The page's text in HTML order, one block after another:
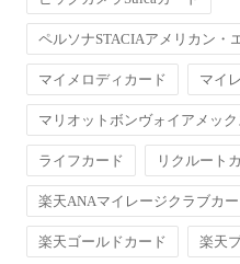
ペルソナSTACIAアメリカン・
マイメロディカード マイ
マリオットボンヴォイアメッ
ライフカード リクルート
楽天ANAマイレージクラブカ
楽天ゴールドカード 楽天